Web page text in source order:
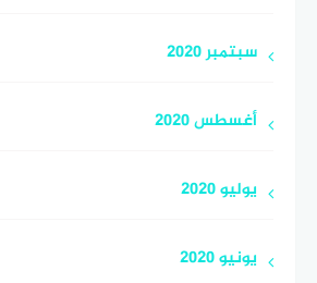
سبتمبر 2020
أغسطس 2020
يوليو 2020
يونيو 2020